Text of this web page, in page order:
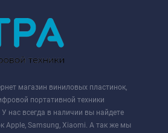
магазин виниловых пластинок,
портативной техники
нас всегда в наличии вы найдете
Apple, Samsung, Xiaomi. А так же мы